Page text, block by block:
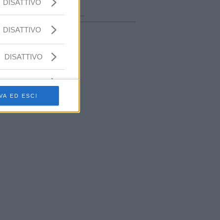
DISATTIVO
DISATTIVO
DISATTIVO
ED ESCI
ora in onda
________________